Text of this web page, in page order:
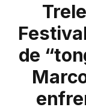
de